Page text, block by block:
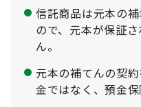
信託商品は元本の
ので、元本が保証
ん。
元本の補てんの契
金ではなく、預金